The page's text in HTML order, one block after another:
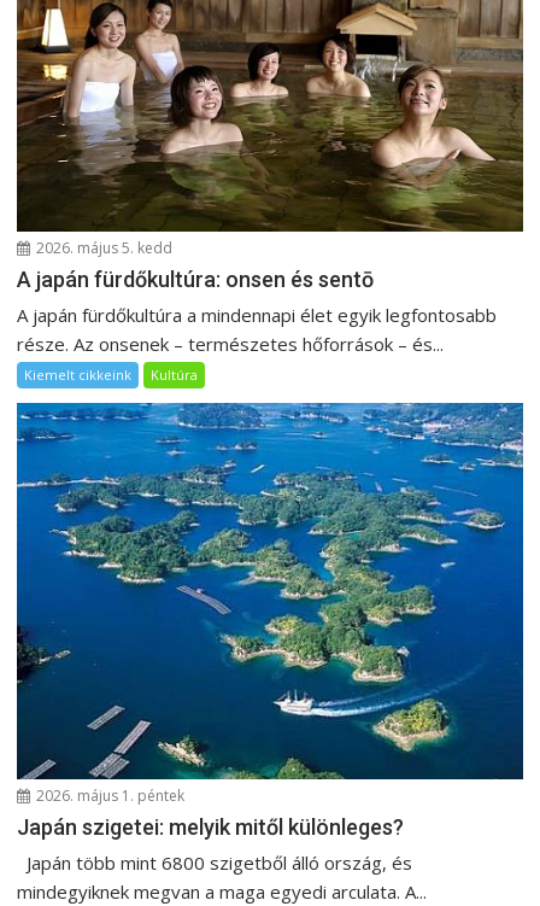
2026. május 5. kedd
A japán fürdőkultúra: onsen és sentō
A japán fürdőkultúra a mindennapi élet egyik legfontosabb
része. Az onsenek – természetes hőforrások – és...
Kiemelt cikkeink Kultúra
2026. május 1. péntek
Japán szigetei: melyik mitől különleges?
Japán több mint 6800 szigetből álló ország, és
mindegyiknek megvan a maga egyedi arculata. A...